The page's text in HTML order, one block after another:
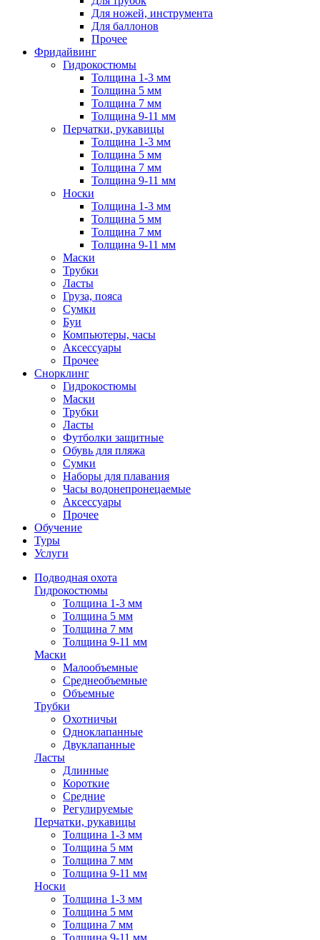
Для ножей, инструмента
Для баллонов
Прочее
Фридайвинг
Гидрокостюмы
Толщина 1-3 мм
Толщина 5 мм
Толщина 7 мм
Толщина 9-11 мм
Перчатки, рукавицы
Толщина 1-3 мм
Толщина 5 мм
Толщина 7 мм
Толщина 9-11 мм
Носки
Толщина 1-3 мм
Толщина 5 мм
Толщина 7 мм
Толщина 9-11 мм
Маски
Трубки
Ласты
Груза, пояса
Сумки
Буи
Компьютеры, часы
Аксессуары
Прочее
Снорклинг
Гидрокостюмы
Маски
Трубки
Ласты
Футболки защитные
Обувь для пляжа
Сумки
Наборы для плавания
Часы водонепронецаемые
Аксессуары
Прочее
Обучение
Туры
Услуги
Подводная охота
Гидрокостюмы
Толщина 1-3 мм
Толщина 5 мм
Толщина 7 мм
Толщина 9-11 мм
Маски
Малообъемные
Среднеобъемные
Объемные
Трубки
Охотничьи
Одноклапанные
Двуклапанные
Ласты
Длинные
Короткие
Средние
Регулируемые
Перчатки, рукавицы
Толщина 1-3 мм
Толщина 5 мм
Толщина 7 мм
Толщина 9-11 мм
Носки
Толщина 1-3 мм
Толщина 5 мм
Толщина 7 мм
Толщина 9-11 мм